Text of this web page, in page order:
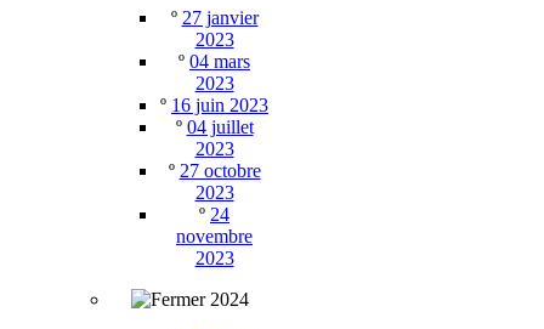
º 27 janvier
2023
º 04 mars
2023
º 16 juin 2023
º 04 juillet
2023
º 27 octobre
2023
º 24
novembre
2023
2024